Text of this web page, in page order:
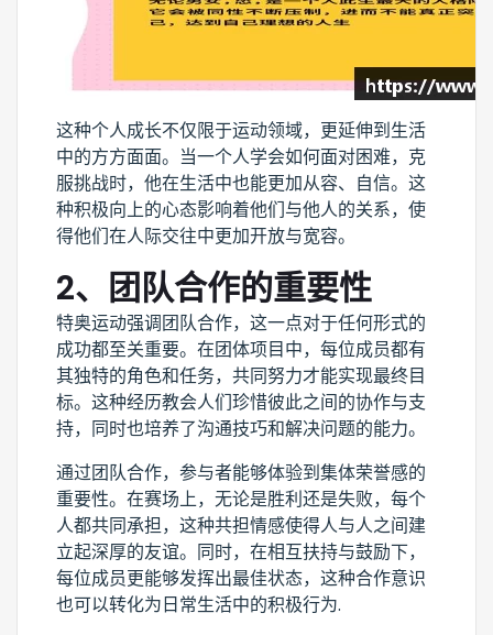
这种个人成长不仅限于运动领域，更延伸到生活
中的方方面面。当一个人学会如何面对困难，克
服挑战时，他在生活中也能更加从容、自信。这
种积极向上的心态影响着他们与他人的关系，使
得他们在人际交往中更加开放与宽容。
2、团队合作的重要性
特奥运动强调团队合作，这一点对于任何形式的
成功都至关重要。在团体项目中，每位成员都有
其独特的角色和任务，共同努力才能实现最终目
标。这种经历教会人们珍惜彼此之间的协作与支
持，同时也培养了沟通技巧和解决问题的能力。
通过团队合作，参与者能够体验到集体荣誉感的
重要性。在赛场上，无论是胜利还是失败，每个
人都共同承担，这种共担情感使得人与人之间建
立起深厚的友谊。同时，在相互扶持与鼓励下，
每位成员更能够发挥出最佳状态，这种合作意识
也可以转化为日常生活中的积极行为.